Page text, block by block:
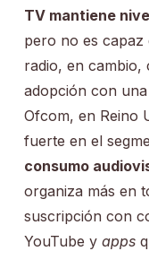
TV mantiene
pero no es capaz
radio, en cambio,
adopción con
Ofcom, en Reino
fuerte en el
consumo
organiza más en
suscripción con
YouTube y apps